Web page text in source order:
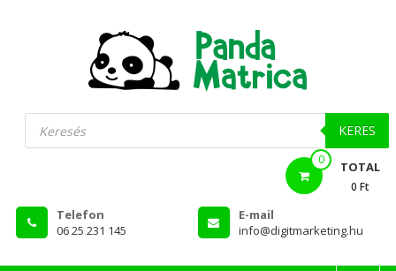
PandaMatrica
falmatrica
Products
search KERES
0 TOTAL
0 Ft
Telefon
06 25 231 145
E-mail
info@digitmarketing.hu